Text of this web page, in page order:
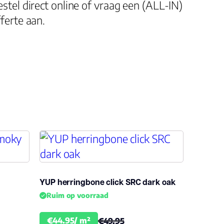
7.0
Bfl-s1
direct online of vraag een (ALL-IN)
aan.
YUP herringbone click SRC dark oak
Ruim op voorraad
€44.95/ m² €49.95